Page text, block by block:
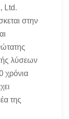
Ltd.
στην
λύσεων
χρόνια
της